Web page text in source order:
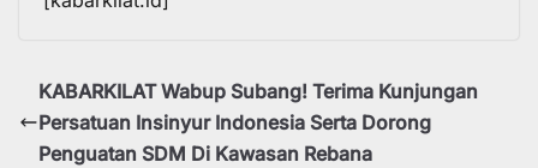
KABARKILAT Wabup Subang! Terima Kunjungan
Persatuan Insinyur Indonesia Serta Dorong
Penguatan SDM Di Kawasan Rebana